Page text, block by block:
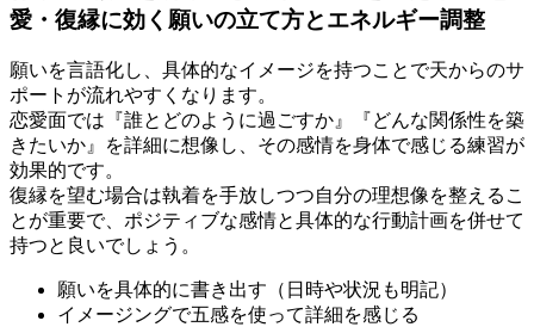
愛・復縁に効く願いの立て方とエネルギー調整
願いを言語化し、具体的なイメージを持つことで天からのサ
ポートが流れやすくなります。
恋愛面では『誰とどのように過ごすか』『どんな関係性を築
きたいか』を詳細に想像し、その感情を身体で感じる練習が
効果的です。
復縁を望む場合は執着を手放しつつ自分の理想像を整えるこ
とが重要で、ポジティブな感情と具体的な行動計画を併せて
持つと良いでしょう。
願いを具体的に書き出す（日時や状況も明記）
イメージングで五感を使って詳細を感じる